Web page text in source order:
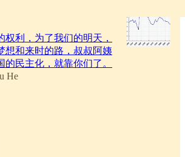
权利，为了我们的明天，
想和来时的路，叔叔阿姨
民主化，就靠你们了。
He